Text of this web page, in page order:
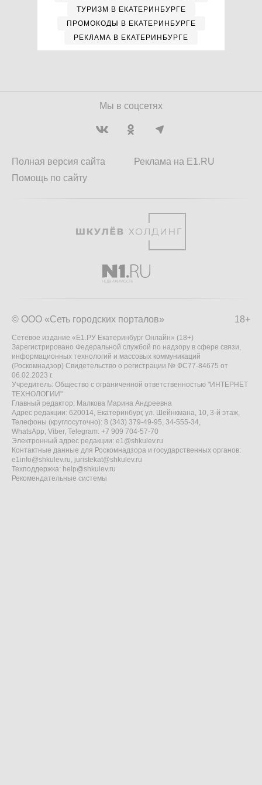
ТУРИЗМ В ЕКАТЕРИНБУРГЕ
ПРОМОКОДЫ В ЕКАТЕРИНБУРГЕ
РЕКЛАМА В ЕКАТЕРИНБУРГЕ
Мы в соцсетях
Полная версия сайта
Помощь по сайту
Реклама на E1.RU
18+
© ООО «Сеть городских порталов»
Сетевое издание «Е1.РУ Екатеринбург Онлайн» (18+)
Зарегистрировано Федеральной службой по надзору в сфере связи,
информационных технологий и массовых коммуникаций
(Роскомнадзор) Свидетельство о регистрации № ФС77-84675 от
06.02.2023 г.
Учредитель: Общество с ограниченной ответственностью "ИНТЕРНЕТ
ТЕХНОЛОГИИ"
Главный редактор: Малкова Марина Андреевна
Адрес редакции: 620014, Екатеринбург, ул. Шейнкмана, 10, 3-й этаж,
Телефоны (круглосуточно): 8 (343) 379-49-95, 34-555-34,
WhatsApp, Viber, Telegram: +7 909 704-57-70
Электронный адрес редакции: e1@shkulev.ru
Контактные данные для Роскомнадзора и государственных органов:
e1info@shkulev.ru, juristekat@shkulev.ru
Техподдержка: help@shkulev.ru
Рекомендательные системы